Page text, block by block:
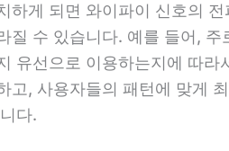
하게 되면 와이파이 신호의
질 수 있습니다. 예를 들어,
유선으로 이용하는지에 따
고, 사용자들의 패턴에 맞게
다.